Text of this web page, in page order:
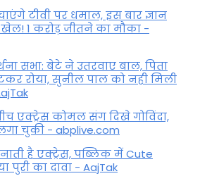
टीवी पर धमाल, इस बार ज्ञान
खेल! 1 करोड़ जीतने का मौका -
सभा: बेटे ने उतरवाए बाल, पिता
रोया, सुनील पाल को नही मिली
एक्ट्रेस कोमल संग दिखे गोविंदा,
चुकी - abplive.com
है एक्ट्रेस, पब्लिक में Cute
पुरी का दावा - AajTak